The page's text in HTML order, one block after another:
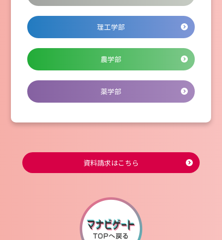
理工学部
農学部
薬学部
資料請求はこちら